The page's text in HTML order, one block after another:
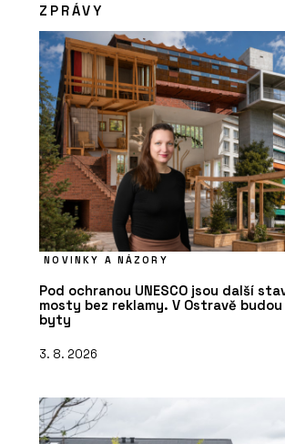
ZPRÁVY
NOVINKY A NÁZORY
Pod ochranou UNESCO jsou další
mosty bez reklamy. V Ostravě
byty
3. 8. 2026